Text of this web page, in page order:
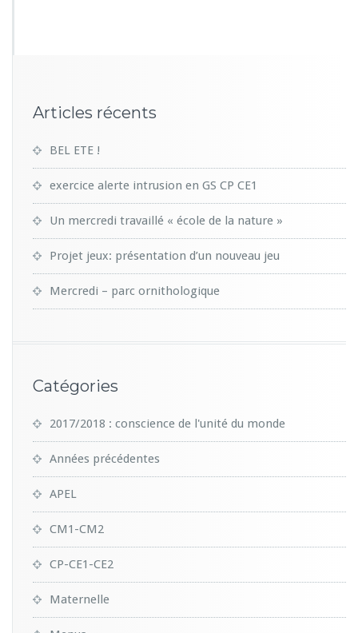
Articles récents
BEL ETE !
exercice alerte intrusion en GS CP CE1
Un mercredi travaillé « école de la nature »
Projet jeux: présentation d’un nouveau jeu
Mercredi – parc ornithologique
Catégories
2017/2018 : conscience de l'unité du monde
Années précédentes
APEL
CM1-CM2
CP-CE1-CE2
Maternelle